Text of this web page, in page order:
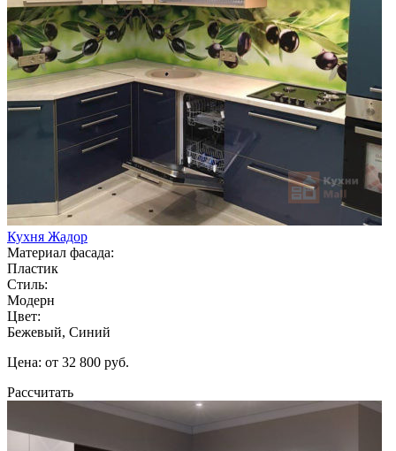
Кухня Жадор
Материал фасада:
Пластик
Стиль:
Модерн
Цвет:
Бежевый, Синий
Цена: от 32 800 руб.
Рассчитать